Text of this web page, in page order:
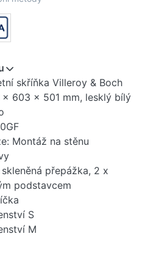
skříňka Villeroy & Boch
x 603 x 501 mm, lesklý bílý
Montáž na stěnu
přepážka, 2 x
podstavcem
S
M